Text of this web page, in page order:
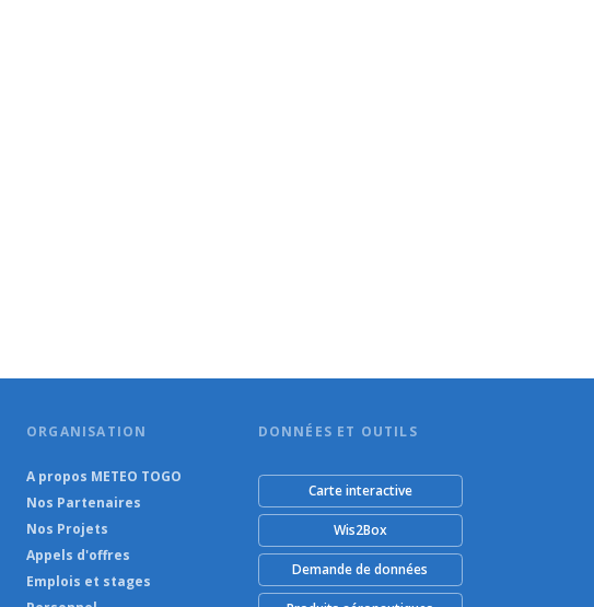
ORGANISATION
A propos METEO TOGO
Nos Partenaires
Nos Projets
Appels d'offres
Emplois et stages
DONNÉES ET OUTILS
Carte interactive
Wis2Box
Demande de données